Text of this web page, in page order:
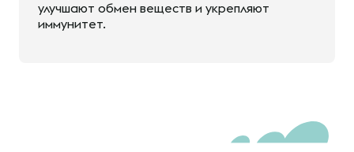
улучшают обмен веществ и укрепляют
иммунитет.